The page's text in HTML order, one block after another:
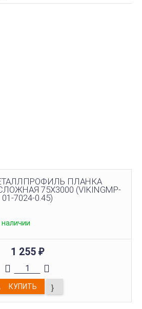
ПЛАНКА
75Х3000 (VIKINGMP-
01-7024-0.45)
наличии
1 255 ₽
КУПИТЬ